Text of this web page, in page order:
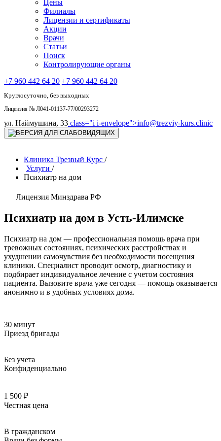
Цены
Филиалы
Лицензии и сертификаты
Акции
Врачи
Статьи
Поиск
Контролирующие органы
+7 960 442 64 20 +7 960 442 64 20
Круглосуточно, без выходных
Лицензия № Л041-01137-77/00293272
ул. Наймушина, 33 class="i i-envelope">info@trezviy-kurs.clinic
Клиника Трезвый Курс /
Услуги /
Психиатр на дом
Лицензия Минздрава РФ
Психиатр на дом в Усть-Илимске
Психиатр на дом — профессиональная помощь врача при
тревожных состояниях, психических расстройствах и
ухудшении самочувствия без необходимости посещения
клиники. Специалист проводит осмотр, диагностику и
подбирает индивидуальное лечение с учетом состояния
пациента. Вызовите врача уже сегодня — помощь оказывается
анонимно и в удобных условиях дома.
30 минут
Приезд бригады
Без учета
Конфиденциально
1 500 ₽
Честная цена
В гражданском